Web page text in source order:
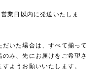
業日以内に発送いたしま
いた場合は、すべて揃って
み、先にお届けをご希望さ
ようお願いいたします。